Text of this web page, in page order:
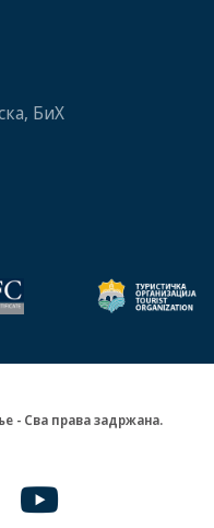
БиХ
- Сва права задржана.